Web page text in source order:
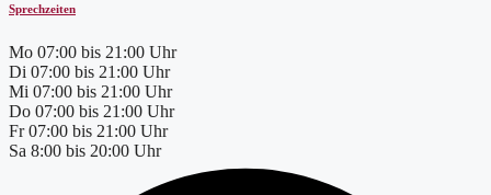
Sprechzeiten
Mo 07:00 bis 21:00 Uhr
Di 07:00 bis 21:00 Uhr
Mi 07:00 bis 21:00 Uhr
Do 07:00 bis 21:00 Uhr
Fr 07:00 bis 21:00 Uhr
Sa 8:00 bis 20:00 Uhr